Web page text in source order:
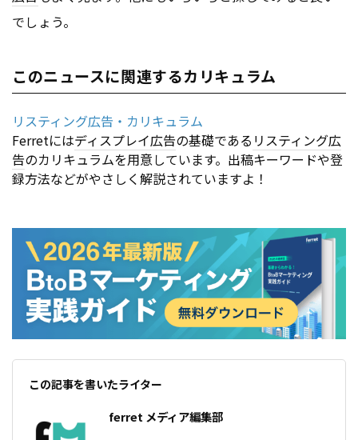
でしょう。
このニュースに関連するカリキュラム
リスティング広告・カリキュラム
Ferretにはディスプレイ広告の基礎である リスティング広
告のカリキュラムを用意しています。出稿キーワードや登
録方法などがやさしく解説されていますよ！
この記事を書いたライター
ferret メディア編集部